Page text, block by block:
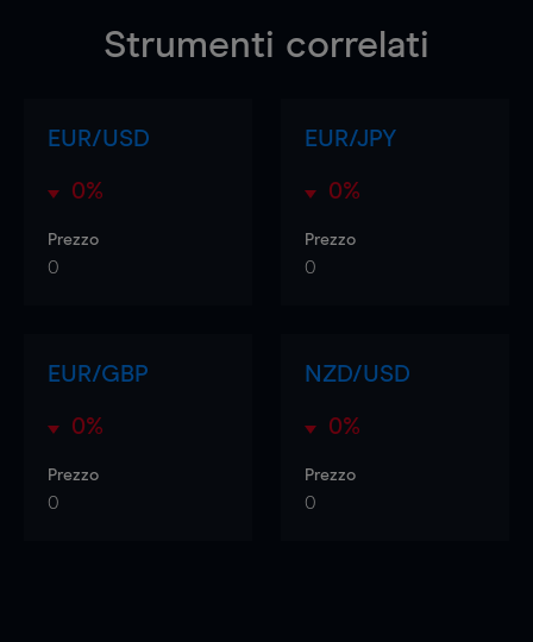
Strumenti correlati
EUR/USD
0%
Prezzo
0
EUR/JPY
0%
Prezzo
0
EUR/GBP
0%
Prezzo
0
NZD/USD
0%
Prezzo
0